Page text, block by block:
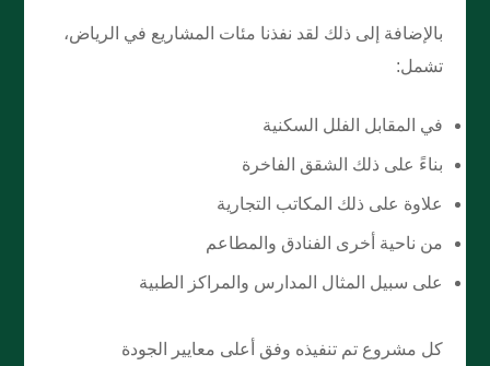
بالإضافة إلى ذلك لقد نفذنا مئات المشاريع في الرياض،
تشمل:
في المقابل الفلل السكنية
بناءً على ذلك الشقق الفاخرة
علاوة على ذلك المكاتب التجارية
من ناحية أخرى الفنادق والمطاعم
على سبيل المثال المدارس والمراكز الطبية
كل مشروع تم تنفيذه وفق أعلى معايير الجودة